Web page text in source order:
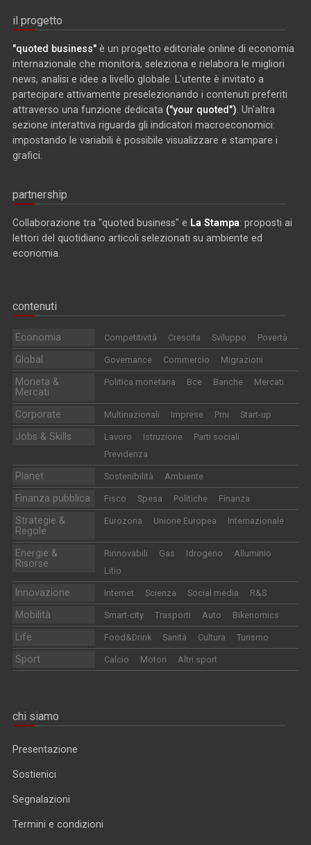
il progetto
"quoted business" è un progetto editoriale online di economia
internazionale che monitora, seleziona e rielabora le migliori
news, analisi e idee a livello globale. L'utente è invitato a
partecipare attivamente preselezionando i contenuti preferiti
attraverso una funzione dedicata ("your quoted") . Un'altra
sezione interattiva riguarda gli indicatori macroeconomici:
impostando le variabili è possibile visualizzare e stampare i
grafici.
partnership
Collaborazione tra "quoted business" e La Stampa: proposti ai
lettori del quotidiano articoli selezionati su ambiente ed
economia.
contenuti
Economia Competitività Crescita Sviluppo Povertà
Global Governance Commercio Migrazioni
Moneta &
Mercati
Politica monetaria Bce Banche Mercati
Corporate Multinazionali Imprese Pmi Start-up
Jobs & Skills Lavoro Istruzione
Parti sociali
Previdenza
Planet Sostenibilità Ambiente
Finanza pubblica Fisco Spesa Politiche Finanza
Strategie &
Regole
Eurozona Unione Europea Internazionale
Energie &
Risorse
Rinnovabili Gas Idrogeno
Alluminio
Litio
Innovazione Internet Scienza Social media R&S
Mobilità Smart-city Trasporti Auto Bikenomics
Life Food&Drink Sanità Cultura Turismo
Sport Calcio Motori Altri sport
chi siamo
Presentazione
Sostienici
Segnalazioni
Termini e condizioni